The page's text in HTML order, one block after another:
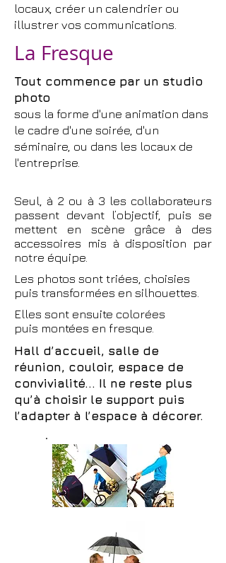
locaux, créer un calendrier ou
illustrer vos communications.
La Fresque
Tout commence par un studio
photo
sous la forme d'une animation dans
le cadre d'une soirée, d'un
séminaire, ou dans les locaux de
l'entreprise.
Seul, à 2 ou à 3 les collaborateurs
passent devant l’objectif, puis se
mettent en scène grâce à des
accessoires mis à disposition par
notre équipe.
Les photos sont triées, choisies
puis transformées en silhouettes.
Elles sont ensuite colorées
puis montées en fresque.
Hall d’accueil, salle de
réunion, couloir, espace de
convivialité... Il ne reste plus
qu’à choisir le support puis
l’adapter à l’espace à décorer.